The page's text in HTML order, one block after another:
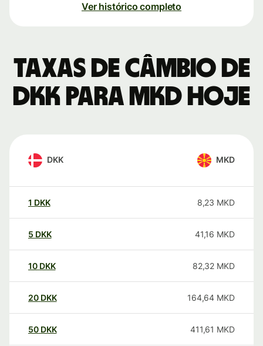
Ver histórico completo
Taxas de câmbio de
DKK para MKD hoje
DKK MKD
1 DKK 8,23 MKD
5 DKK 41,16 MKD
10 DKK 82,32 MKD
20 DKK 164,64 MKD
50 DKK 411,61 MKD